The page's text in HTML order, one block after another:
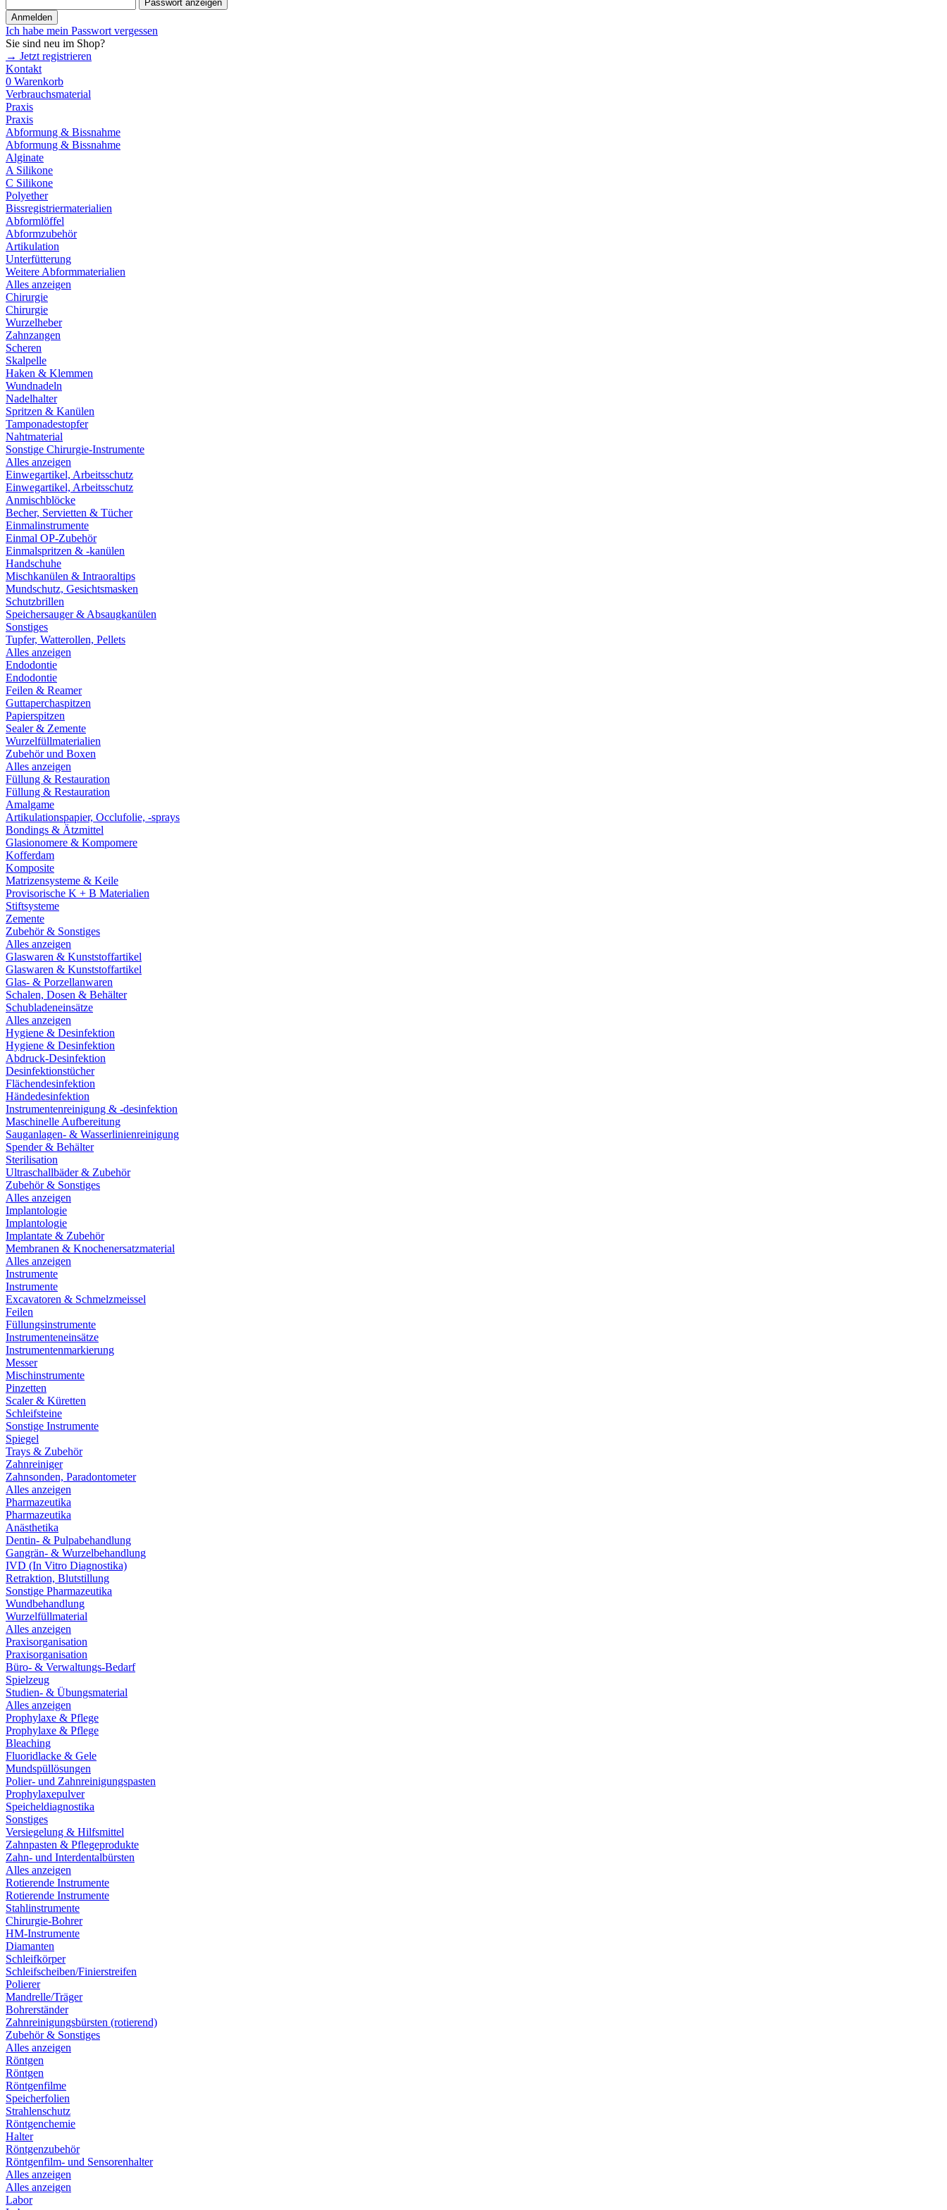
Passwort anzeigen
Anmelden
Ich habe mein Passwort vergessen
Sie sind neu im Shop?
→ Jetzt registrieren
Kontakt
0 Warenkorb
Verbrauchsmaterial
Praxis
Praxis
Abformung & Bissnahme
Abformung & Bissnahme
Alginate
A Silikone
C Silikone
Polyether
Bissregistriermaterialien
Abformlöffel
Abformzubehör
Artikulation
Unterfütterung
Weitere Abformmaterialien
Alles anzeigen
Chirurgie
Chirurgie
Wurzelheber
Zahnzangen
Scheren
Skalpelle
Haken & Klemmen
Wundnadeln
Nadelhalter
Spritzen & Kanülen
Tamponadestopfer
Nahtmaterial
Sonstige Chirurgie-Instrumente
Alles anzeigen
Einwegartikel, Arbeitsschutz
Einwegartikel, Arbeitsschutz
Anmischblöcke
Becher, Servietten & Tücher
Einmalinstrumente
Einmal OP-Zubehör
Einmalspritzen & -kanülen
Handschuhe
Mischkanülen & Intraoraltips
Mundschutz, Gesichtsmasken
Schutzbrillen
Speichersauger & Absaugkanülen
Sonstiges
Tupfer, Watterollen, Pellets
Alles anzeigen
Endodontie
Endodontie
Feilen & Reamer
Guttaperchaspitzen
Papierspitzen
Sealer & Zemente
Wurzelfüllmaterialien
Zubehör und Boxen
Alles anzeigen
Füllung & Restauration
Füllung & Restauration
Amalgame
Artikulationspapier, Occlufolie, -sprays
Bondings & Ätzmittel
Glasionomere & Kompomere
Kofferdam
Komposite
Matrizensysteme & Keile
Provisorische K + B Materialien
Stiftsysteme
Zemente
Zubehör & Sonstiges
Alles anzeigen
Glaswaren & Kunststoffartikel
Glaswaren & Kunststoffartikel
Glas- & Porzellanwaren
Schalen, Dosen & Behälter
Schubladeneinsätze
Alles anzeigen
Hygiene & Desinfektion
Hygiene & Desinfektion
Abdruck-Desinfektion
Desinfektionstücher
Flächendesinfektion
Händedesinfektion
Instrumentenreinigung & -desinfektion
Maschinelle Aufbereitung
Sauganlagen- & Wasserlinienreinigung
Spender & Behälter
Sterilisation
Ultraschallbäder & Zubehör
Zubehör & Sonstiges
Alles anzeigen
Implantologie
Implantologie
Implantate & Zubehör
Membranen & Knochenersatzmaterial
Alles anzeigen
Instrumente
Instrumente
Excavatoren & Schmelzmeissel
Feilen
Füllungsinstrumente
Instrumenteneinsätze
Instrumentenmarkierung
Messer
Mischinstrumente
Pinzetten
Scaler & Küretten
Schleifsteine
Sonstige Instrumente
Spiegel
Trays & Zubehör
Zahnreiniger
Zahnsonden, Paradontometer
Alles anzeigen
Pharmazeutika
Pharmazeutika
Anästhetika
Dentin- & Pulpabehandlung
Gangrän- & Wurzelbehandlung
IVD (In Vitro Diagnostika)
Retraktion, Blutstillung
Sonstige Pharmazeutika
Wundbehandlung
Wurzelfüllmaterial
Alles anzeigen
Praxisorganisation
Praxisorganisation
Büro- & Verwaltungs-Bedarf
Spielzeug
Studien- & Übungsmaterial
Alles anzeigen
Prophylaxe & Pflege
Prophylaxe & Pflege
Bleaching
Fluoridlacke & Gele
Mundspüllösungen
Polier- und Zahnreinigungspasten
Prophylaxepulver
Speicheldiagnostika
Sonstiges
Versiegelung & Hilfsmittel
Zahnpasten & Pflegeprodukte
Zahn- und Interdentalbürsten
Alles anzeigen
Rotierende Instrumente
Rotierende Instrumente
Stahlinstrumente
Chirurgie-Bohrer
HM-Instrumente
Diamanten
Schleifkörper
Schleifscheiben/Finierstreifen
Polierer
Mandrelle/Träger
Bohrerständer
Zahnreinigungsbürsten (rotierend)
Zubehör & Sonstiges
Alles anzeigen
Röntgen
Röntgen
Röntgenfilme
Speicherfolien
Strahlenschutz
Röntgenchemie
Halter
Röntgenzubehör
Röntgenfilm- und Sensorenhalter
Alles anzeigen
Alles anzeigen
Labor